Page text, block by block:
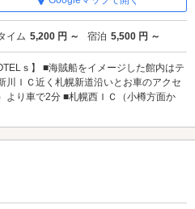
イム 5,200 円 ～ 宿泊 5,500 円 ～
ｓ】 ■海賊船をイメージした館内はテ
川ＩＣ近く札幌新道沿いとお車のアクセ
より車で2分 ■札幌西ＩＣ（小樽方面か